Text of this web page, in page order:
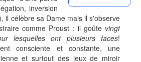
inversion
il célèbre sa Dame mais il s'observe
comme Proust : il goûte vingt
lesquelles ont plusieurs faces!
consciente et constante, une
et surtout des jeux de miroir